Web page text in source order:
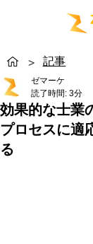
> 記事
効果的な士業
プロセスに適
る
ゼマーケ
読了時間: 3分